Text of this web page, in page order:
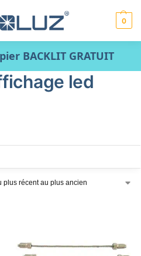
0
BACKLIT GRATUIT
led